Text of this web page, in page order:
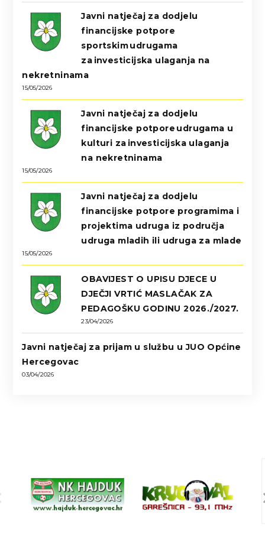
Javni natječaj za dodjelu
financijske potpore
sportskim udrugama
za investicijska ulaganja na
nekretninama
15/05/2026
Javni natječaj za dodjelu
financijske potpore udrugama u
kulturi za investicijska ulaganja
na nekretninama
15/05/2026
Javni natječaj za dodjelu
financijske potpore programima i
projektima udruga iz područja
udruga mladih ili udruga za mlade
15/05/2026
OBAVIJEST O UPISU DJECE U
DJEČJI VRTIĆ MASLAČAK ZA
PEDAGOŠKU GODINU 2026./2027.
23/04/2026
Javni natječaj za prijam u službu u JUO Općine
Hercegovac
03/04/2026